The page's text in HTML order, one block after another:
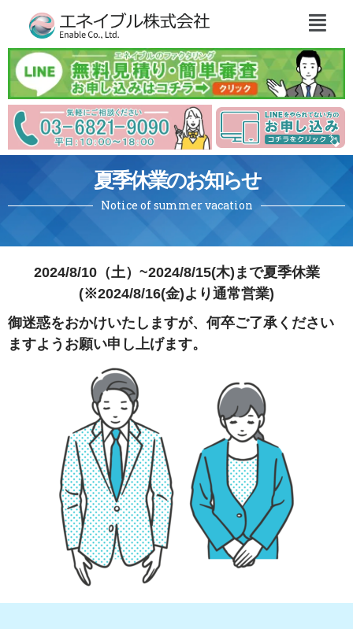
夏季休業のお知らせ
Notice of summer vacation
2024/8/10（土）~2024/8/15(木)まで夏季休業
(※2024/8/16(金)より通常営業)
御迷惑をおかけいたしますが、何卒ご了承ください
ますようお願い申し上げます。